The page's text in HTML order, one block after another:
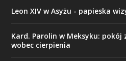
Leon XIV w Asyżu - papieska
Kard. Parolin w Meksyku:
wobec cierpienia